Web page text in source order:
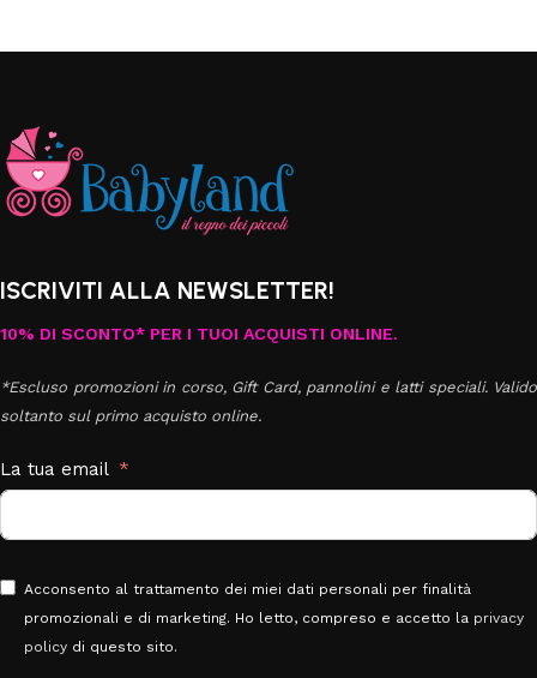
ISCRIVITI ALLA NEWSLETTER!
10% DI SCONTO* PER I TUOI ACQUISTI ONLINE.
*Escluso promozioni in corso, Gift Card, pannolini e latti speciali. Valido
soltanto sul primo acquisto online.
La tua email
Acconsento al trattamento dei miei dati personali per finalità
promozionali e di marketing. Ho letto, compreso e accetto la privacy
policy di questo sito.